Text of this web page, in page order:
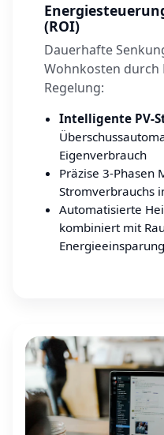
(ROI)
Dauerhafte
Wohnkosten durch
Regelung:
Intelligente PV-
Eigenverbrauch
Präzise 3-Phasen
Stromverbrauchs
Automatisierte
kombiniert mit
Energieeinsparung